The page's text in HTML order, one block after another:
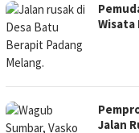
Wisata
Jalan